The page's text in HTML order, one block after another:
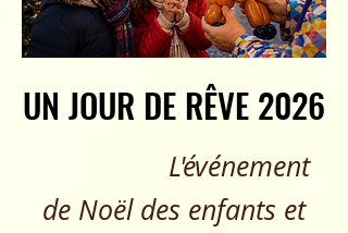
UN JOUR DE RÊVE 2026
UN JOUR DE RÊVE 2026
L'événement
de Noël des enfants et